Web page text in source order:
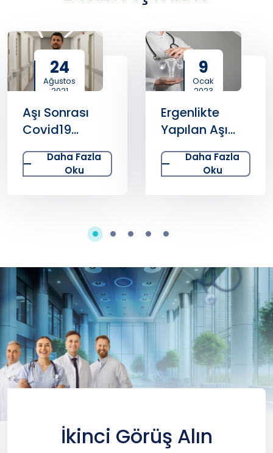
24
Ağustos
2021
Aşı Sonrası
Covid19
Vakalarının
Durumu Nedir
?
Daha Fazla
Oku
9
Ocak
2023
Ergenlikte
Yapılan Aşı
Rahim Ağzı
Kanseri Riskini
Önlüyor!
Daha Fazla
Oku
İkinci Görüş Alın